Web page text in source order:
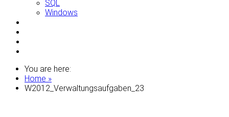
SQL
Windows
You are here:
Home »
W2012_Verwaltungsaufgaben_23